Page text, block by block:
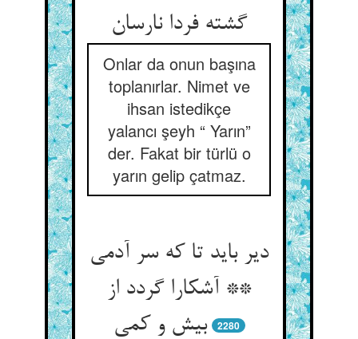
Onlar da onun başına
toplanırlar. Nimet ve
ihsan istedikçe
yalancı şeyh “ Yarın”
der. Fakat bir türlü o
yarın gelip çatmaz.
دیر باید تا که سر آدمی
** آشکارا گردد از
بیش و کمی‌‌
2280